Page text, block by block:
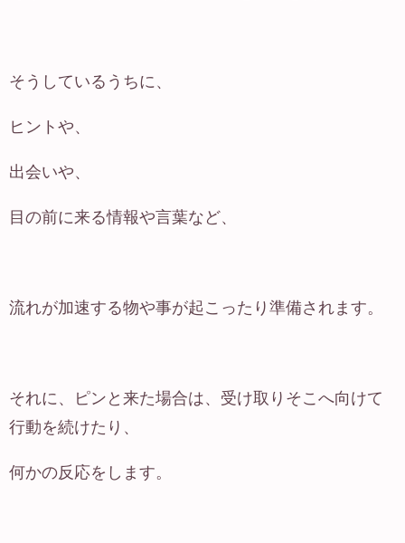
そうしているうちに、
ヒントや、
出会いや、
目の前に来る情報や言葉など、
流れが加速する物や事が起こったり準備されます。
それに、ピンと来た場合は、受け取りそこへ向けて
行動を続けたり、
何かの反応をします。